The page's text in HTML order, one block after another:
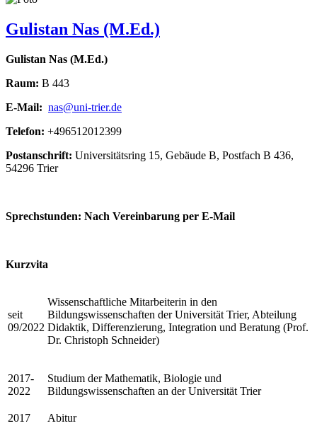
Gulistan Nas (M.Ed.)
Gulistan Nas (M.Ed.)
Raum: B 443
E-Mail: nas@uni-trier.de
Telefon: +496512012399
Postanschrift: Universitätsring 15, Gebäude B, Postfach B 436,
54296 Trier
Sprechstunden: Nach Vereinbarung per E-Mail
Kurzvita
seit
09/2022
Wissenschaftliche Mitarbeiterin in den
Bildungswissenschaften der Universität Trier, Abteilung
Didaktik, Differenzierung, Integration und Beratung (Prof.
Dr. Christoph Schneider)
2017-
2022
Studium der Mathematik, Biologie und
Bildungswissenschaften an der Universität Trier
2017 Abitur